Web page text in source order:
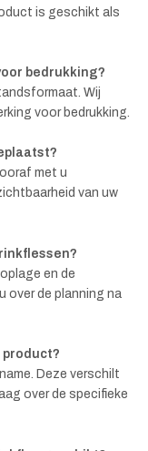
is geschikt als
bedrukking?
Wij
voor bedrukking.
met u
van uw
en de
over de planning na
product?
Deze verschilt
over de specifieke